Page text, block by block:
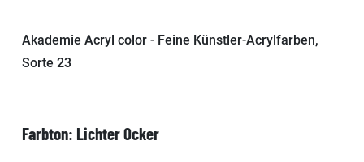
Akademie Acryl color - Feine Künstler-Acrylfarben,
Sorte 23
Farbton: Lichter Ocker